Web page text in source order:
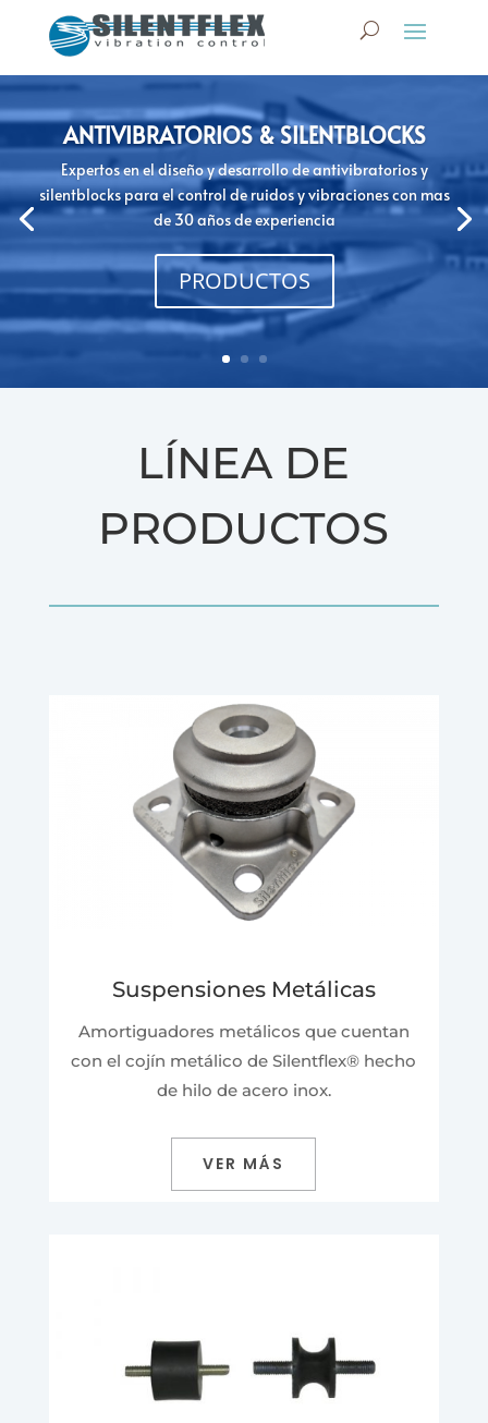
ANTIVIBRATORIOS & SILENTBLOCKS
Expertos en el diseño y desarrollo de antivibratorios y
silentblocks para el control de ruidos y vibraciones con mas
de 30 años de experiencia
PRODUCTOS
LÍNEA DE
PRODUCTOS
Suspensiones Metálicas
Amortiguadores metálicos que cuentan
con el cojín metálico de Silentflex® hecho
de hilo de acero inox.
VER MÁS